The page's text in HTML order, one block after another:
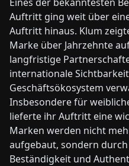
Auftritt ging weit über
Auftritt hinaus. Klum
Marke über Jahrzehnte
langfristige
internationale
Geschäftsökosystem
Insbesondere für
lieferte ihr Auftritt eine
Marken werden nicht
aufgebaut, sondern
Beständigkeit und